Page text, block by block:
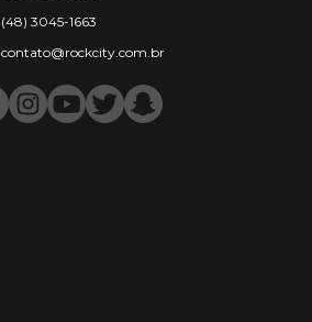
(48) 3045-1663
contato@rockcity.com.br